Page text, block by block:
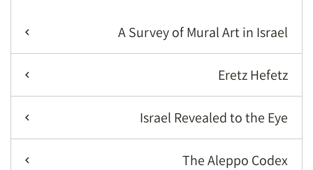
A Survey of Mural Art in Israel
Eretz Hefetz
Israel Revealed to the Eye
The Aleppo Codex